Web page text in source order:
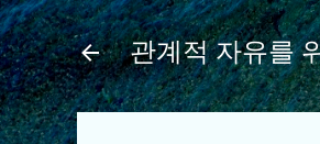
관계적 자유를